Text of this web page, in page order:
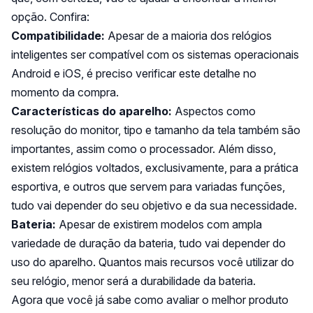
opção. Confira:
Compatibilidade: Apesar de a maioria dos relógios
inteligentes ser compatível com os sistemas operacionais
Android e iOS, é preciso verificar este detalhe no
momento da compra.
Características do aparelho: Aspectos como
resolução do monitor, tipo e tamanho da tela também são
importantes, assim como o processador. Além disso,
existem relógios voltados, exclusivamente, para a prática
esportiva, e outros que servem para variadas funções,
tudo vai depender do seu objetivo e da sua necessidade.
Bateria: Apesar de existirem modelos com ampla
variedade de duração da bateria, tudo vai depender do
uso do aparelho. Quantos mais recursos você utilizar do
seu relógio, menor será a durabilidade da bateria.
Agora que você já sabe como avaliar o melhor produto